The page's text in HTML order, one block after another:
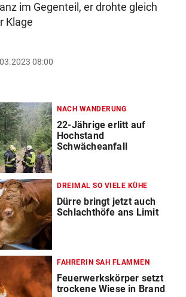
im Gegenteil, er drohte gleich
Klage
08:00
NACH WANDERUNG
22-Jährige erlitt auf
Hochstand
Schwächeanfall
DREIMAL SO VIELE KÜHE
Dürre bringt jetzt auch
Schlachthöfe ans Limit
FAHRERIN SAH FLAMMEN
Feuerwerkskörper setzt
trockene Wiese in Brand